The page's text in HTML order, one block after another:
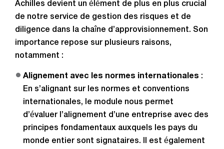
Achilles devient un élément de plus en plus crucial
de notre service de gestion des risques et de
diligence dans la chaîne d’approvisionnement. Son
importance repose sur plusieurs raisons,
notamment :
Alignement avec les normes internationales :
En s’alignant sur les normes et conventions
internationales, le module nous permet
d’évaluer l’alignement d’une entreprise avec des
principes fondamentaux auxquels les pays du
monde entier sont signataires. Il est également